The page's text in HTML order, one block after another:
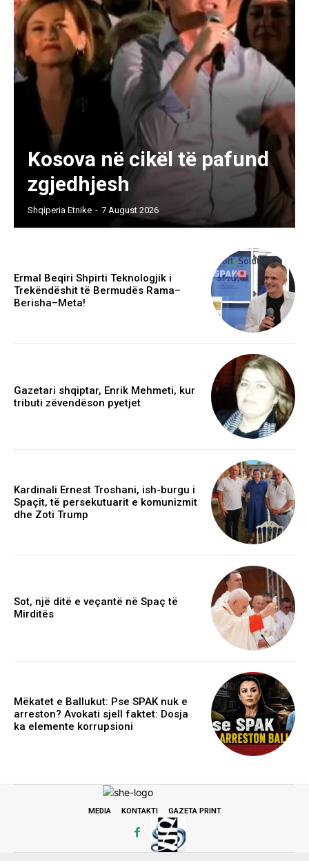
Kosova në cikël të pafund
zgjedhjesh
Shqiperia Etnike - 7 August 2026
Ermal Beqiri Shpirti Teknologjik i
Trekëndëshit të Bermudës Rama–
Berisha–Meta!
Gazetari shqiptar, Enrik Mehmeti, kur
tributi zëvendëson pyetjet
Kardinali Ernest Troshani, ish-burgu i
Spaçit, të persekutuarit e komunizmit
dhe Zoti Trump
Sot, një ditë e veçantë në Spaç të
Mirditës
Mëkatet e Ballukut: Pse SPAK nuk e
arreston? Avokati sjell faktet: Dosja
ka elemente korrupsioni
MEDIA KONTAKTI GAZETA PRINT